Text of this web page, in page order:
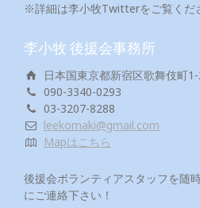
※詳細は李小牧Twitterをご覧くだ
李小牧 後援会事務所
日本国東京都新宿区歌舞伎町
090-3340-0293
03-3207-8288
leekomaki@gmail.com
Mapはこちら
後援会ボランティアスタッフを随
にご連絡下さい！